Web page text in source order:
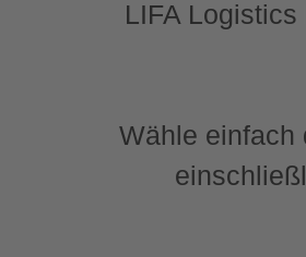
LIFA
Wähle einfach